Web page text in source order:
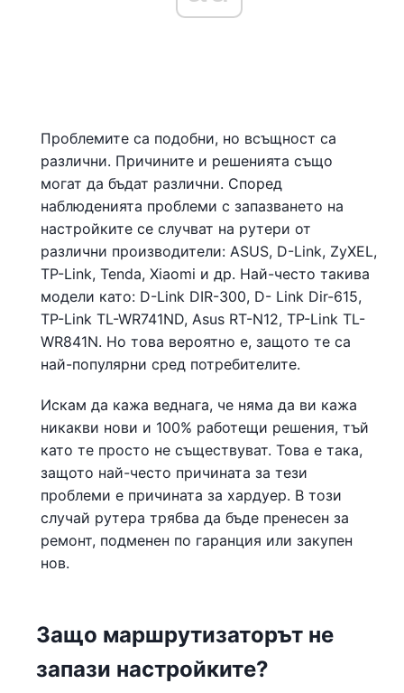
Проблемите са подобни, но всъщност са
различни. Причините и решенията също
могат да бъдат различни. Според
наблюденията проблеми с запазването на
настройките се случват на рутери от
различни производители: ASUS, D-Link, ZyXEL,
TP-Link, Tenda, Xiaomi и др. Най-често такива
модели като: D-Link DIR-300, D- Link Dir-615,
TP-Link TL-WR741ND, Asus RT-N12, TP-Link TL-
WR841N. Но това вероятно е, защото те са
най-популярни сред потребителите.
Искам да кажа веднага, че няма да ви кажа
никакви нови и 100% работещи решения, тъй
като те просто не съществуват. Това е така,
защото най-често причината за тези
проблеми е причината за хардуер. В този
случай рутера трябва да бъде пренесен за
ремонт, подменен по гаранция или закупен
нов.
Защо маршрутизаторът не
запази настройките?